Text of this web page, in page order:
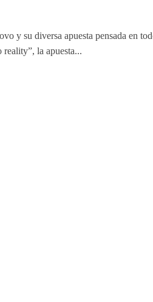
y su diversa apuesta pensada en
la apuesta...